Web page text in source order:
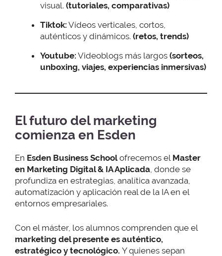
visual. (tutoriales, comparativas)
Tiktok: Vídeos verticales, cortos,
auténticos y dinámicos. (retos, trends)
Youtube: Videoblogs más largos (sorteos,
unboxing, viajes, experiencias inmersivas)
El futuro del marketing
comienza en Esden
En Esden Business Schoolofrecemos el Master
en Marketing Digital & IA Aplicada, donde se
profundiza en estrategias, analítica avanzada,
automatización y aplicación real de la IA en el
entornos empresariales.
Con el máster, los alumnos comprenden que el
marketing del presente es auténtico,
estratégico y tecnológico. Y quienes sepan